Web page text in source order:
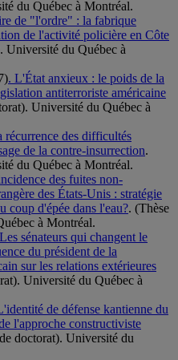
du Québec à Montréal.
de "l'ordre" : la fabrique
de l'activité policière en Côte
Université du Québec à
. L'État anxieux : le poids de la
antiterroriste américaine
Université du Québec à
récurrence des difficultés
de la contre-insurrection.
du Québec à Montréal.
des fuites non-
des États-Unis : stratégie
coup d'épée dans l'eau?. (Thèse
à Montréal.
sénateurs qui changent le
du président de la
sur les relations extérieures
Université du Québec à
de défense kantienne du
l'approche constructiviste
doctorat). Université du